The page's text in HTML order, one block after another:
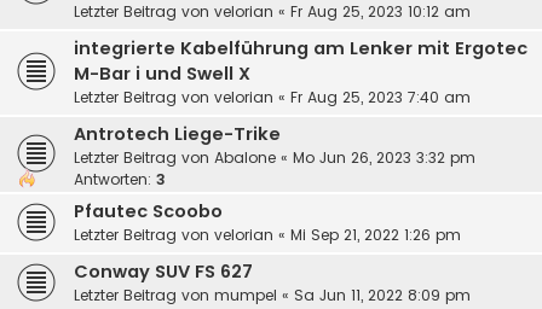
Letzter Beitrag von velorian « Fr Aug 25, 2023 10:12 am
integrierte Kabelführung am Lenker mit Ergotec
M-Bar i und Swell X
Letzter Beitrag von velorian « Fr Aug 25, 2023 7:40 am
Antrotech Liege-Trike
Letzter Beitrag von Abalone « Mo Jun 26, 2023 3:32 pm
Antworten: 3
Pfautec Scoobo
Letzter Beitrag von velorian « Mi Sep 21, 2022 1:26 pm
Conway SUV FS 627
Letzter Beitrag von mumpel « Sa Jun 11, 2022 8:09 pm